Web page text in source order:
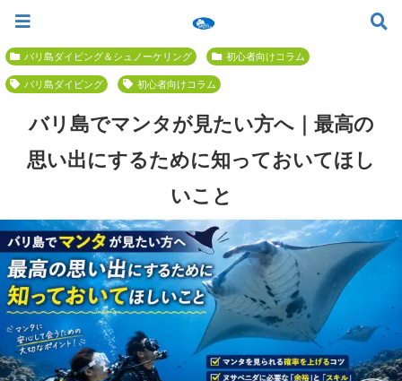
バリ島でいちばん優しい初心者専門 ≫
バリ島ダイビング＆シュノーケリング 初心者向けコラム
バリ島ダイビング 初心者向けコラム
バリ島でマンタが見たい方へ｜最高の
思い出にするために知っておいてほし
いこと